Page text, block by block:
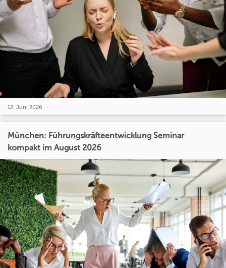
12. Juni 2026
München: Führungskräfteentwicklung Seminar
kompakt im August 2026